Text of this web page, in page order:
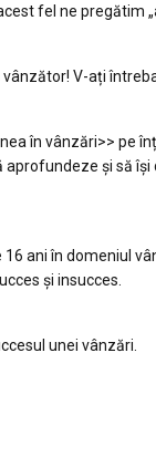
fel ne pregătim
vânzător! V-ați
în vânzări>> pe
și să își
ani în domeniul
și insucces.
unei vânzări.